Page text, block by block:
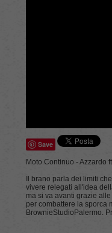
Save
Moto Continuo - Azzardo
Il brano parla dei limiti
vivere relegati all'idea
ma si va avanti grazie
per combattere la sporca
BrownieStudioPalermo.